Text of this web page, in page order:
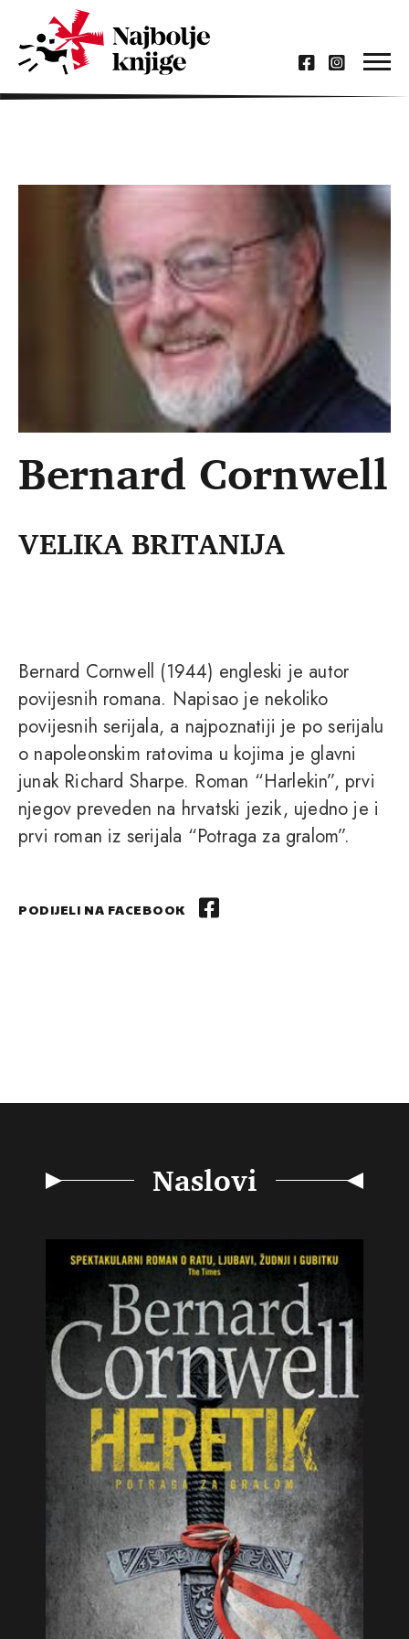
Bernard Cornwell
VELIKA BRITANIJA
Bernard Cornwell (1944) engleski je autor
povijesnih romana. Napisao je nekoliko
povijesnih serijala, a najpoznatiji je po serijalu
o napoleonskim ratovima u kojima je glavni
junak Richard Sharpe. Roman “Harlekin”, prvi
njegov preveden na hrvatski jezik, ujedno je i
prvi roman iz serijala “Potraga za gralom”.
PODIJELI NA FACEBOOK
Naslovi